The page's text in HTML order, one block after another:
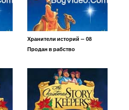
Хранители историй — 08
Продан в рабство